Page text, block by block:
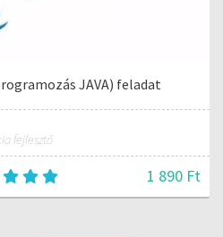
JAVA) feladat
fejlesztő
1 890 Ft